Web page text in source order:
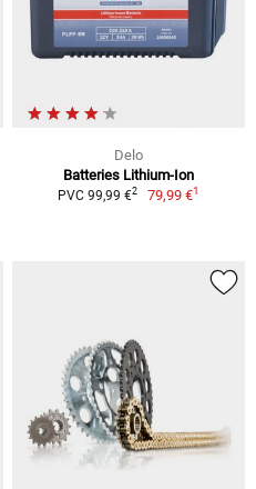
Delo
Batteries Lithium-Ion
PVC 99,99 €2 79,99 €1